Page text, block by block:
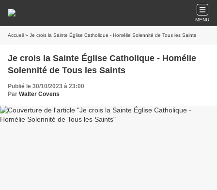
MENU
Accueil » Je crois la Sainte Église Catholique - Homélie Solennité de Tous les Saints
Je crois la Sainte Église Catholique - Homélie
Solennité de Tous les Saints
Publié le 30/10/2023 à 23:00
Par Walter Covens